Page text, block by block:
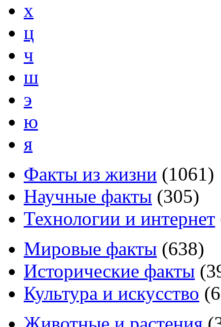
х
ц
ч
ш
э
ю
я
Факты из жизни (1061)
Научные факты (305)
Технологии и интернет
Мировые факты (638)
Исторические факты (
Культура и искусство (